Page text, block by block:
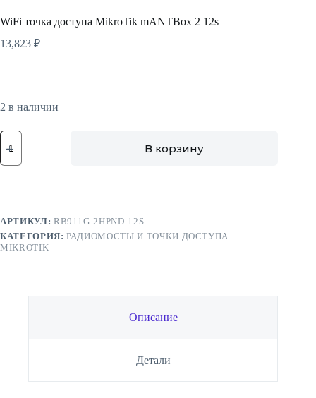
WiFi точка доступа MikroTik mANTBox 2 12s
13,823 ₽
2 в наличии
Количество
товара
WiFi
2
12s
В корзину
АРТИКУЛ: RB911G-2HPND-12S
КАТЕГОРИЯ:РАДИОМОСТЫ И ТОЧКИ ДОСТУПА
MIKROTIK
Описание
Детали